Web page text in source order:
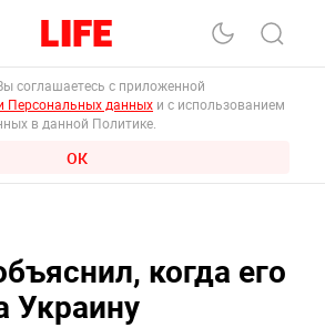
соглашаетесь с приложенной
Персональных данных и с использованием
в данной Политике.
ОК
когда его
Украину